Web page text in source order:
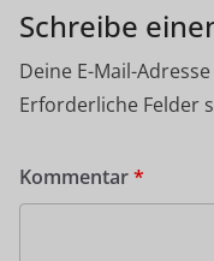
Schreibe
Deine E-Mail-
Erforderliche Felder
Kommentar*